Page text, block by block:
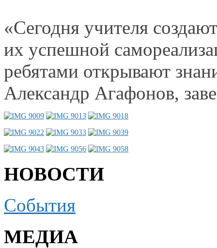
«Сегодня учителя
их успешной
ребятами открывают
Александр Агафонов,
НОВОСТИ
События
МЕДИА